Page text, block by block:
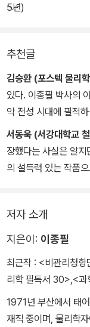
이론 물리학자들의 핵
끈 후안 말다세나 '큰
핵이 존재한다는 사
의한 알파 및 베타 입
5년)
추천글
김승환 (포스텍 물리
있다. 이종필 박사의
악 전성 시대에 필적
슈타인, 하이젠베르
사에서 바흐와 베토
리학도들은 대가들의
리학이나 수학을 전혀
아련한 추억을 되살리
서동욱 (서강대학교
장했다는 사실은 알
의 설득력 있는 작품
떤 맥락에서, 그리고
게 해 주는 책은 많지
의 천재들이 어떤 사
화면을 보듯 낱낱이
을 뒤흔든 거대한 지
전율하게 한다.
저자 소개
지은이: 이종필
최근작 : <비관리청항
리학 필독서 30> <과
1971년 부산에서 태
재직 중이며, 물리학